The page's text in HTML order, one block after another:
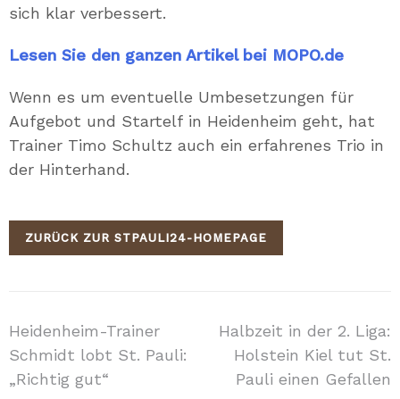
sich klar verbessert.
Lesen Sie den ganzen Artikel bei MOPO.de
Wenn es um eventuelle Umbesetzungen für
Aufgebot und Startelf in Heidenheim geht, hat
Trainer Timo Schultz auch ein erfahrenes Trio in
der Hinterhand.
ZURÜCK ZUR STPAULI24-HOMEPAGE
Beitragsnavigation
Heidenheim-Trainer
Schmidt lobt St. Pauli:
„Richtig gut“
Halbzeit in der 2. Liga:
Holstein Kiel tut St.
Pauli einen Gefallen